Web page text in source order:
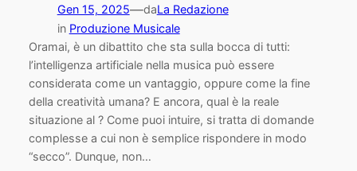
Gen 15, 2025—daLa Redazione
in Produzione Musicale
Oramai, è un dibattito che sta sulla bocca di tutti:
l’intelligenza artificiale nella musica può essere
considerata come un vantaggio, oppure come la fine
della creatività umana? E ancora, qual è la reale
situazione al ? Come puoi intuire, si tratta di domande
complesse a cui non è semplice rispondere in modo
“secco”. Dunque, non…